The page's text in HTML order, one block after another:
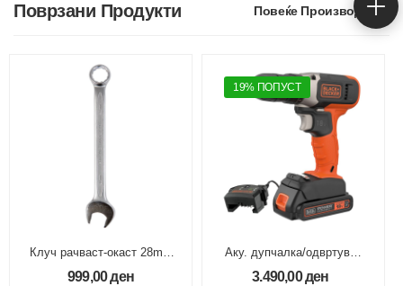
Поврзани Продукти Повеќе Производи
Клуч рачваст-окаст 28mm
MAXI-DRIVE
999,00ден
19% ПОПУСТ
Аку. дупчалка/одвртувач
18V 1.5Ah 37Nm
3.490,00ден